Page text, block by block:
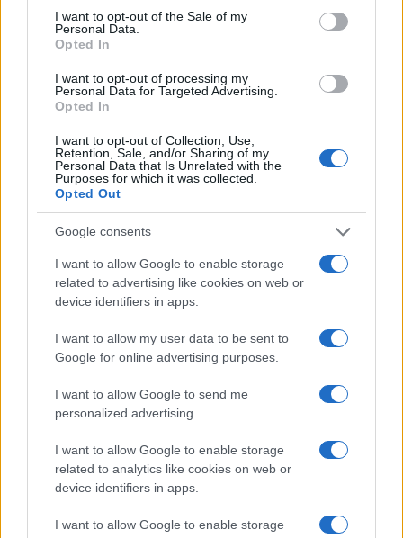
consent section.
I want to opt-out of the Sale of my
Personal Data.
Opted In
I want to opt-out of processing my
Personal Data for Targeted Advertising.
Opted In
I want to opt-out of Collection, Use,
Retention, Sale, and/or Sharing of my
Personal Data that Is Unrelated with the
Purposes for which it was collected.
Opted Out
Google consents
I want to allow Google to enable storage
related to advertising like cookies on web or
device identifiers in apps.
I want to allow my user data to be sent to
Google for online advertising purposes.
I want to allow Google to send me
personalized advertising.
I want to allow Google to enable storage
related to analytics like cookies on web or
device identifiers in apps.
I want to allow Google to enable storage
Cómo una organización australiana ayuda a mantener
unidas a las personas vulnerables y sus mascotas
Javier Ortega · 5 Ago 2026
OTROS ANIMALES
Cómo reaccionan los animales durante un eclipse
solar total
Lucía Fernández · 3 Ago 2026